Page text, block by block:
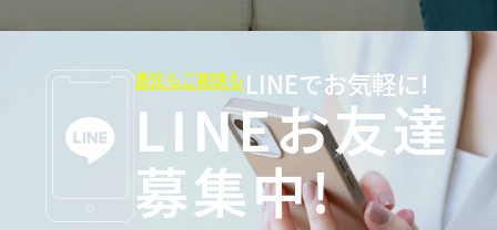
査定もご相談も LINEでお気軽に!
LINEお友達
募集中!